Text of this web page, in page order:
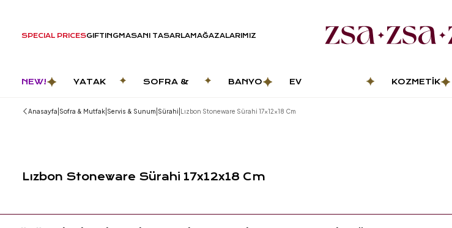
SPECIAL PRICESGIFTINGMASANI TASARLAMAĞAZALARIMIZ
NEW!
YATAK
SOFRA &
BANYO
EV
KOZMETIK
Anasayfa Sofra & Mutfak Servis & Sunum Sürahi Lızbon Stoneware Sürahi 17x12x18 Cm
Lızbon Stoneware Sürahi 17x12x18 Cm